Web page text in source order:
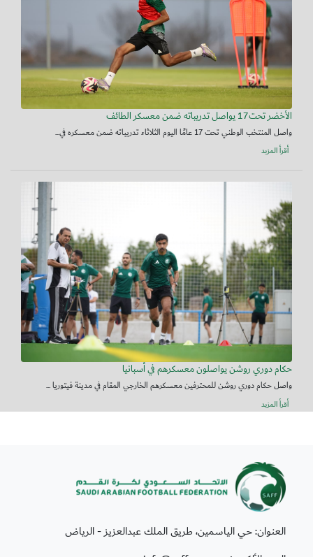
الأخضر تحت17 يواصل تدريباته ضمن معسكر الطائف
واصل المنتخب الوطني تحت 17 عامًا اليوم الثلاثاء تدريباته ضمن معسكره في...
أقرأ المزيد
حكام دوري روشن يواصلون معسكرهم في أسبانيا
واصل حكام دوري روشن للمحترفين معسكرهم الخارجي المقام في مدينة فيتوريا ...
أقرأ المزيد
العنوان: حي الياسمين، طريق الملك عبدالعزيز - الرياض